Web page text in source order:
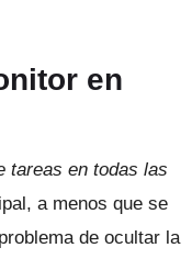
en
tareas en todas las
a menos que se
de ocultar la